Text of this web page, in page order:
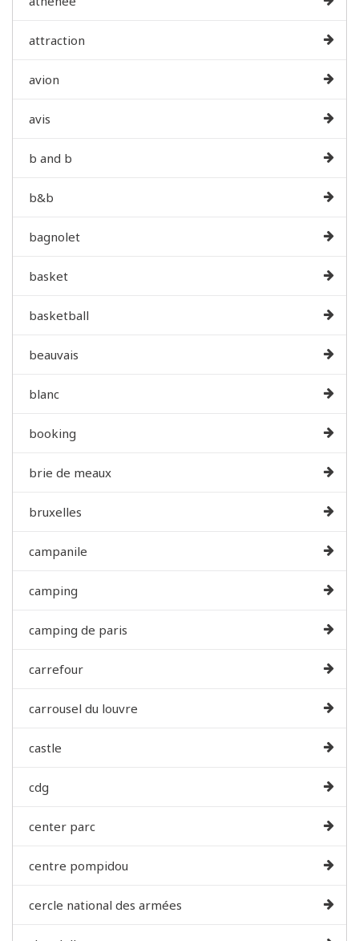
attraction
avion
avis
b and b
b&b
bagnolet
basket
basketball
beauvais
blanc
booking
brie de meaux
bruxelles
campanile
camping
camping de paris
carrefour
carrousel du louvre
castle
cdg
center parc
centre pompidou
cercle national des armées